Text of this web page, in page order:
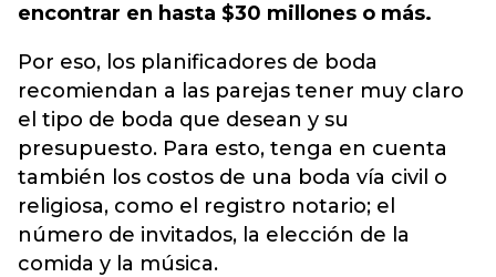
encontrar en hasta $30 millones o más.
Por eso, los planificadores de boda
recomiendan a las parejas tener muy claro
el tipo de boda que desean y su
presupuesto. Para esto, tenga en cuenta
también los costos de una boda vía civil o
religiosa, como el registro notario; el
número de invitados, la elección de la
comida y la música.